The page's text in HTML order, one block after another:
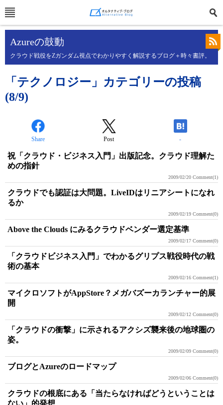
Azureの鼓動
クラウド戦役をZガンダム視点でわかりやすく解説するブログ＋時々書評。
「テクノロジー」カテゴリーの投稿
(8/9)
Share Post -
祝「クラウド・ビジネス入門」出版記念。クラウド理解た
めの指針
2009/02/20 Comment(1)
クラウドでも認証は大問題。LiveIDはリニアシートになれ
るか
2009/02/19 Comment(0)
Above the Clouds にみるクラウドベンダー選定基準
2009/02/17 Comment(0)
「クラウドビジネス入門」でわかるグリプス戦役時代の戦
術の基本
2009/02/16 Comment(1)
マイクロソフトがAppStore？メガバズーカランチャー的展
開
2009/02/12 Comment(0)
「クラウドの衝撃」に示されるアクシズ襲来後の地球圏の
姿。
2009/02/09 Comment(0)
ブログとAzureのロードマップ
2009/02/06 Comment(0)
クラウドの根底にある「当たらなければどうということは
ない」的発想